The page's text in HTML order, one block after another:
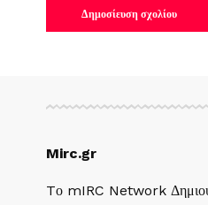
Mirc.gr
Tο mIRC Network